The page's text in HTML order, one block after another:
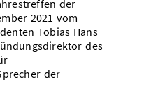
der
2021 vom
Tobias Hans
des
der